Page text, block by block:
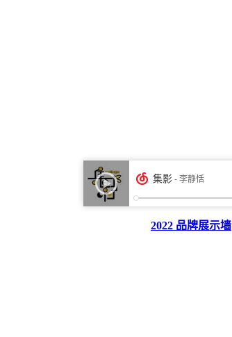
2022 品牌展示墙